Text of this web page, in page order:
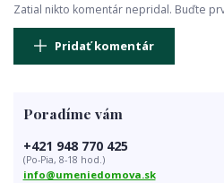
Zatial nikto komentár nepridal. Buďte
Pridať komentár
Poradíme vám
+421 948 770 425
(Po-Pia, 8-18 hod.)
info@umeniedomova.sk